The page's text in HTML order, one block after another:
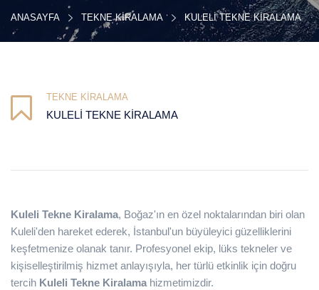
ANASAYFA TEKNE KIRALAMA KULELI TEKNE KIRALAMA
TEKNE KIRALAMA
KULELI TEKNE KIRALAMA
Kuleli Tekne Kiralama, Boğaz'ın en özel noktalarından biri olan
Kuleli'den hareket ederek, İstanbul'un büyüleyici güzelliklerini
keşfetmenize olanak tanır. Profesyonel ekip, lüks tekneler ve
kişiselleştirilmiş hizmet anlayışıyla, her türlü etkinlik için doğru
tercih Kuleli Tekne Kiralama hizmetimizdir.